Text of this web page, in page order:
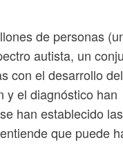
de personas
autista, un
con el desarrollo del
y el diagnóstico han
han establecido las
que puede